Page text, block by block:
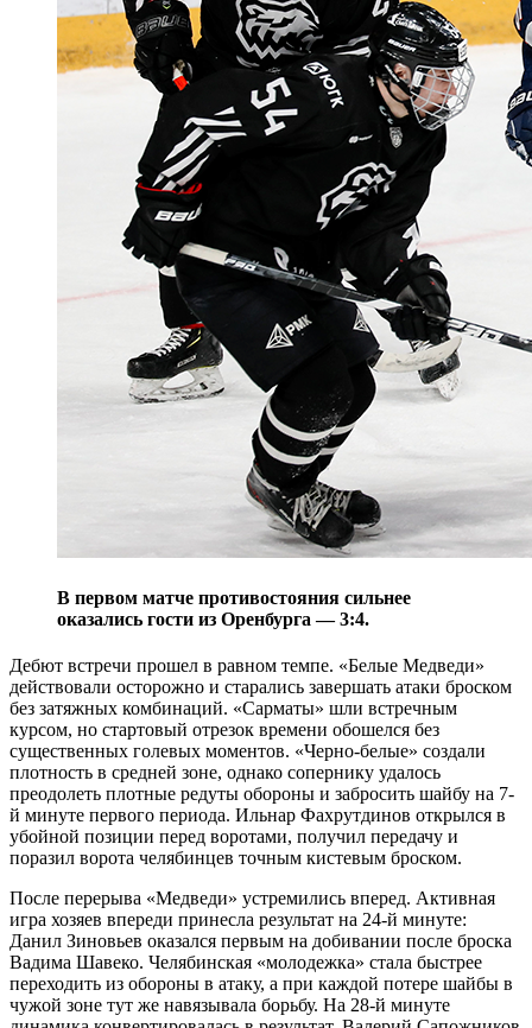
В первом матче противостояния сильнее
оказались гости из Оренбурга — 3:4.
Дебют встречи прошел в равном темпе. «Белые Медведи»
действовали осторожно и старались завершать атаки броском
без затяжных комбинаций. «Сарматы» шли встречным
курсом, но стартовый отрезок времени обошелся без
существенных голевых моментов. «Черно-белые» создали
плотность в средней зоне, однако сопернику удалось
преодолеть плотные редуты обороны и забросить шайбу на 7-
й минуте первого периода. Ильнар Фахрутдинов открылся в
убойной позиции перед воротами, получил передачу и
поразил ворота челябинцев точным кистевым броском.
После перерыва «Медведи» устремились вперед. Активная
игра хозяев впереди принесла результат на 24-й минуте:
Данил Зиновьев оказался первым на добивании после броска
Вадима Шавеко. Челябинская «молодежка» стала быстрее
переходить из обороны в атаку, а при каждой потере шайбы в
чужой зоне тут же навязывала борьбу. На 28-й минуте